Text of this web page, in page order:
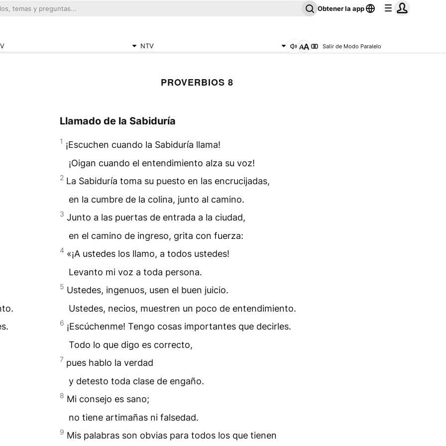
Obtener la app
NTV Salir de Modo Paralelo
PROVERBIOS 8
Llamado de la Sabiduría
1 ¡Escuchen cuando la Sabiduría llama!
¡Oigan cuando el entendimiento alza su voz!
2 La Sabiduría toma su puesto en las encrucijadas,
en la cumbre de la colina, junto al camino.
3 Junto a las puertas de entrada a la ciudad,
en el camino de ingreso, grita con fuerza:
4 «¡A ustedes los llamo, a todos ustedes!
Levanto mi voz a toda persona.
5 Ustedes, ingenuos, usen el buen juicio.
Ustedes, necios, muestren un poco de entendimiento.
6 ¡Escúchenme! Tengo cosas importantes que decirles.
Todo lo que digo es correcto,
7 pues hablo la verdad
y detesto toda clase de engaño.
8 Mi consejo es sano;
no tiene artimañas ni falsedad.
9 Mis palabras son obvias para todos los que tienen